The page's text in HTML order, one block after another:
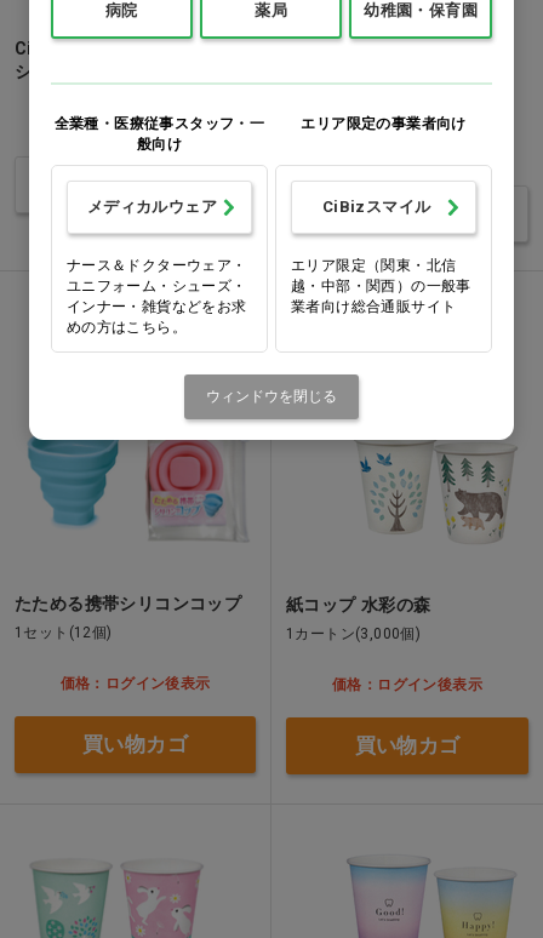
CiオーラルpHバランサー ポー
ションタイプ…他
価格：ログイン後表示
バリエーションを見る
モンダミンシリーズ うるおう
バリエーションを見る
たためる携帯シリコンコップ
1セット(12個)
価格：ログイン後表示
買い物カゴ
紙コップ 水彩の森
1カートン(3,000個)
価格：ログイン後表示
買い物カゴ
病院 薬局 幼稚園・保育園
全業種・医療従事スタッフ・一
般向け
メディカルウェア
ナース＆ドクターウェア・
ユニフォーム・シューズ・
インナー・雑貨などをお求
めの方はこちら。
エリア限定の事業者向け
CiBizスマイル
エリア限定（関東・北信
越・中部・関西）の一般事
業者向け総合通販サイト
ウィンドウを閉じる